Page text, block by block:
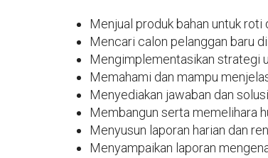
Menjual produk bahan untuk roti
Mencari calon pelanggan baru
Mengimplementasikan strategi
Memahami dan mampu
Menyediakan jawaban dan
Membangun serta memelihara
Menyusun laporan harian dan
Menyampaikan laporan